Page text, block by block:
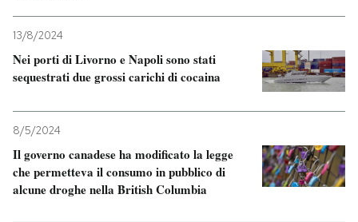
CALENDARIO
AREA PERSONALE
Entra
13/8/2024
Nei porti di Livorno e Napoli sono stati
sequestrati due grossi carichi di cocaina
8/5/2024
Il governo canadese ha modificato la legge
che permetteva il consumo in pubblico di
alcune droghe nella British Columbia